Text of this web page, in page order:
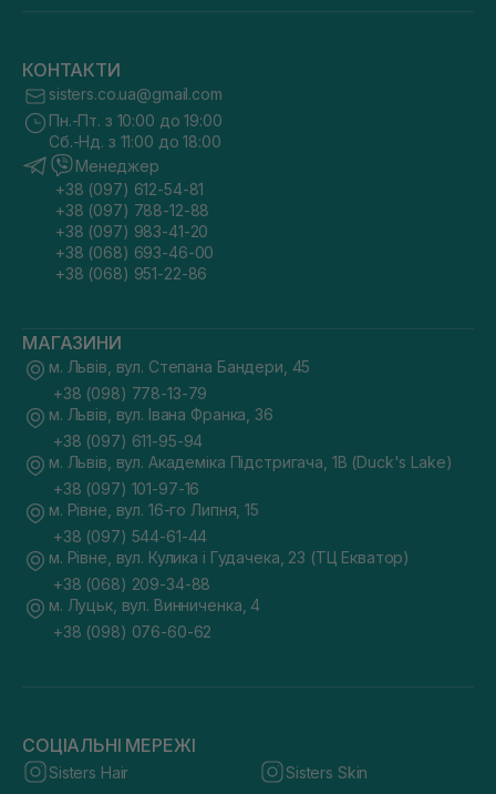
КОНТАКТИ
sisters.co.ua@gmail.com
Пн.-Пт. з 10:00 до 19:00
Сб.-Нд. з 11:00 до 18:00
Менеджер
+38 (097) 612-54-81
+38 (097) 788-12-88
+38 (097) 983-41-20
+38 (068) 693-46-00
+38 (068) 951-22-86
МАГАЗИНИ
м. Львів, вул. Степана Бандери, 45
+38 (098) 778-13-79
м. Львів, вул. Івана Франка, 36
+38 (097) 611-95-94
м. Львів, вул. Академіка Підстригача, 1В (Duck's Lake)
+38 (097) 101-97-16
м. Рівне, вул. 16-го Липня, 15
+38 (097) 544-61-44
м. Рівне, вул. Кулика і Гудачека, 23 (ТЦ Екватор)
+38 (068) 209-34-88
м. Луцьк, вул. Винниченка, 4
+38 (098) 076-60-62
СОЦІАЛЬНІ МЕРЕЖІ
Sisters Hair Sisters Skin